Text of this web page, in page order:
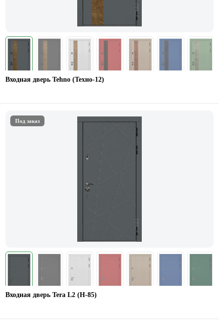
Входная дверь Tehno (Техно-12)
Под заказ
Входная дверь Tera L2 (H-85)